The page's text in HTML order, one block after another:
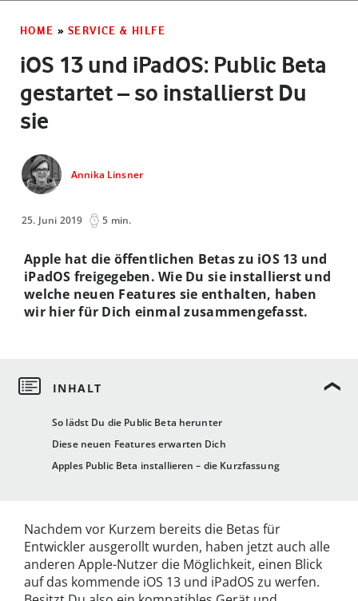
HOME » SERVICE & HILFE
iOS 13 und iPadOS: Public Beta
gestartet – so installierst Du
sie
Annika Linsner
25. Juni 2019 5 min.
So lädst Du die Public Beta herunter
Diese neuen Features erwarten Dich
Apples Public Beta installieren – die Kurzfassung
Apple hat die öffentlichen Betas zu iOS 13 und
iPadOS freigegeben. Wie Du sie installierst und
welche neuen Features sie enthalten, haben
wir hier für Dich einmal zusammengefasst.
Nachdem vor Kurzem bereits die Betas für
Entwickler ausgerollt wurden, haben jetzt auch alle
anderen Apple-Nutzer die Möglichkeit, einen Blick
auf das kommende iOS 13 und iPadOS zu werfen.